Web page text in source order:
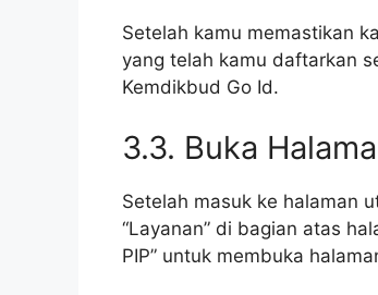
Setelah kamu memastikan
yang telah kamu daftarkan
Kemdikbud Go Id.
3.3. Buka
Setelah masuk ke halaman
“Layanan” di bagian atas
PIP” untuk membuka